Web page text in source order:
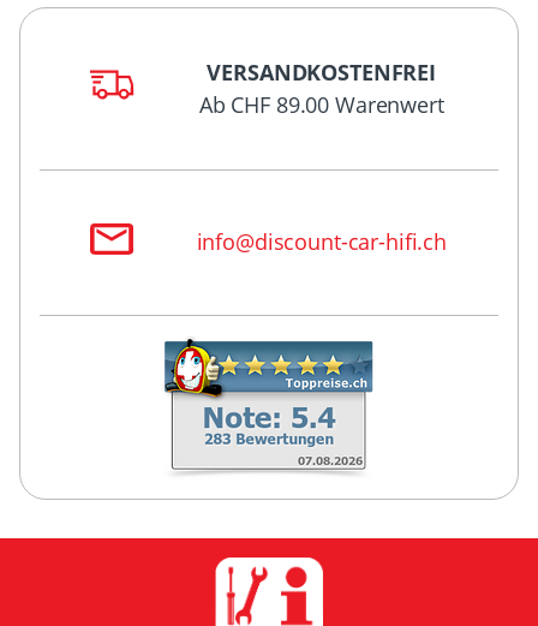
VERSANDKOSTENFREI
Ab CHF 89.00 Warenwert
info@discount-car-hifi.ch